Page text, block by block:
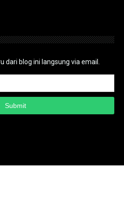
dari blog ini langsung via email.